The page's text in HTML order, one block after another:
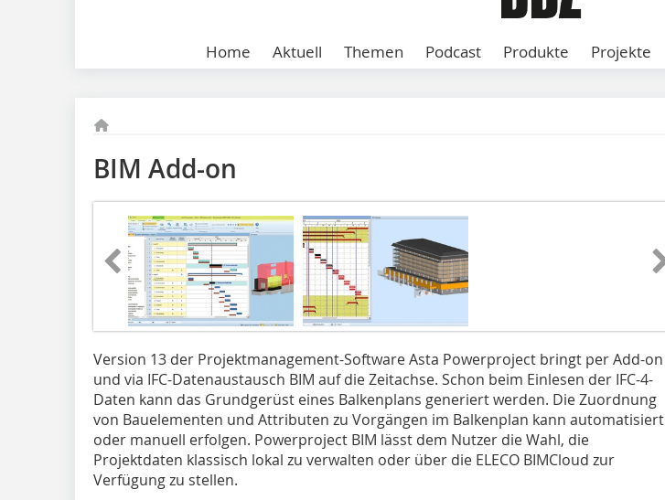
Home Aktuell Themen Podcast Produkte Projekte
BIM Add-on
Version 13 der Projektmanagement-Software Asta Powerproject bringt per Add-on
und via IFC-Datenaustausch BIM auf die Zeitachse. Schon beim Einlesen der IFC-4-
Daten kann das Grundgerüst eines Balkenplans generiert werden. Die Zuordnung
von Bauelementen und Attributen zu Vorgängen im Balkenplan kann automatisiert
oder manuell erfolgen. Powerproject BIM lässt dem Nutzer die Wahl, die
Projektdaten klassisch lokal zu verwalten oder über die ELECO BIMCloud zur
Verfügung zu stellen.